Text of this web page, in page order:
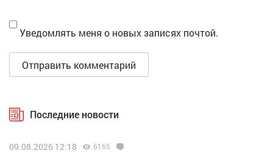
Уведомлять меня о новых записях почтой.
Последние новости
09.08.2026 12:18 6165